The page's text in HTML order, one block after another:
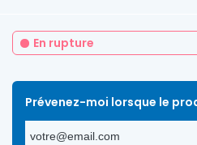
En rupture
Prévenez-moi lorsque le